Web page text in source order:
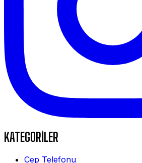
KATEGORİLER
Cep Telefonu